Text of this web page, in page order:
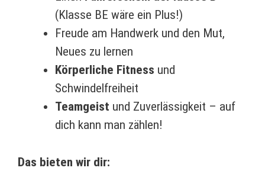
(Klasse BE wäre ein Plus!)
Freude am Handwerk und den Mut,
Neues zu lernen
Körperliche Fitness und
Schwindelfreiheit
Teamgeist und Zuverlässigkeit – auf
dich kann man zählen!
Das bieten wir dir: